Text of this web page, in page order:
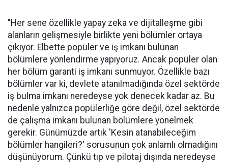
"Her sene özellikle yapay zeka ve dijitalleşme gibi
alanların gelişmesiyle birlikte yeni bölümler ortaya
çıkıyor. Elbette popüler ve iş imkanı bulunan
bölümlere yönlendirme yapıyoruz. Ancak popüler olan
her bölüm garanti iş imkanı sunmuyor. Özellikle bazı
bölümler var ki, devlete atanılmadığında özel sektörde
iş bulma imkanı neredeyse yok denecek kadar az. Bu
nedenle yalnızca popülerliğe göre değil, özel sektörde
de çalışma imkanı bulunan bölümlere yönelmek
gerekir. Günümüzde artık 'Kesin atanabileceğim
bölümler hangileri?' sorusunun çok anlamlı olmadığını
düşünüyorum. Çünkü tıp ve pilotaj dışında neredeyse